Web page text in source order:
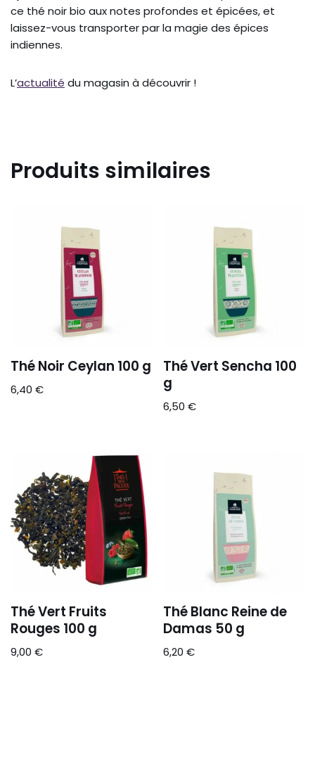
ce thé noir bio aux notes profondes et épicées, et
laissez-vous transporter par la magie des épices
indiennes.
L’actualité du magasin à découvrir !
Produits similaires
Thé Noir Ceylan 100 g
6,40 €
Thé Vert Sencha 100
g
6,50€
Thé Vert Fruits
Rouges 100 g
9,00 €
Thé Blanc Reine de
Damas 50 g
6,20€